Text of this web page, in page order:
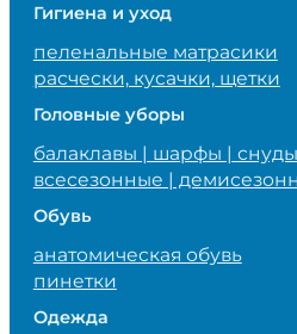
Гигиена и уход
пеленальные матрасики
расчески, кусачки, щетки
Головные уборы
балаклавы | шарфы | снуды
всесезонные |
Обувь
анатомическая обувь
пинетки
Одежда